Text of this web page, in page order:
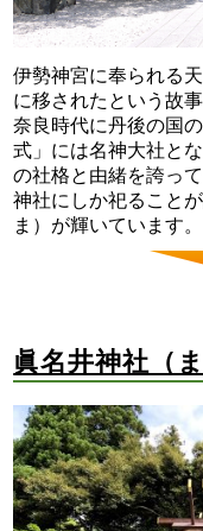
伊勢神宮に奉られる
に移されたという故
奈良時代に丹後の国
式」には名神大社と
の社格と由緒を誇っ
神社にしか祀ること
ま）が輝いています。
眞名井神社（